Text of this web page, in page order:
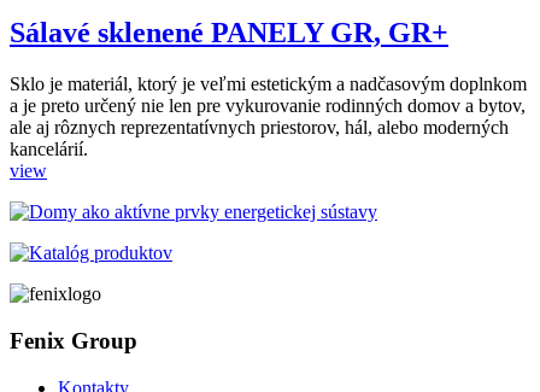
Sálavé sklenené PANELY GR, GR+
Sklo je materiál, ktorý je veľmi estetickým a nadčasovým doplnkom
a je preto určený nie len pre vykurovanie rodinných domov a bytov,
ale aj rôznych reprezentatívnych priestorov, hál, alebo moderných
kancelárií.
view
Fenix Group
Kontakty